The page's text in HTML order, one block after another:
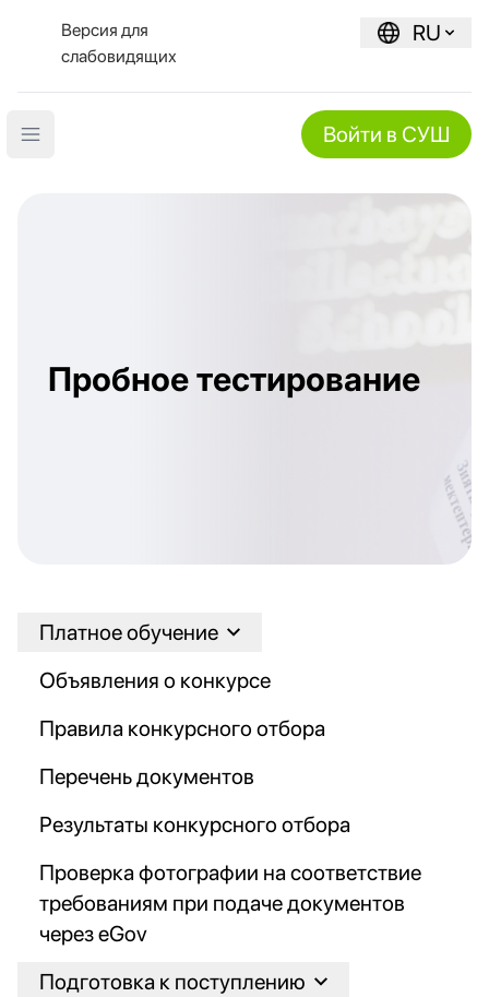
Версия для
слабовидящих
RU
Open main menu Войти в СУШ
Пробное тестирование
Платное обучение
Объявления о конкурсе
Правила конкурсного отбора
Перечень документов
Результаты конкурсного отбора
Проверка фотографии на соответствие
требованиям при подаче документов
через eGov
Подготовка к поступлению